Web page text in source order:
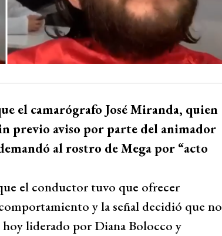
el camarógrafo José Miranda, quien
previo aviso por parte del animador
al rostro de Mega por “acto
el conductor tuvo que ofrecer
y la señal decidió que no
liderado por Diana Bolocco y